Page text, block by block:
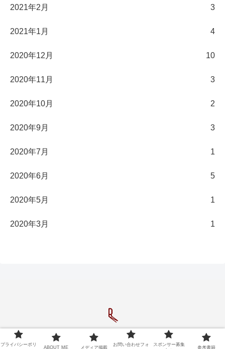
2021年2月 3
2021年1月 4
2020年12月 10
2020年11月 3
2020年10月 2
2020年9月 3
2020年7月 1
2020年6月 5
2020年5月 1
2020年3月 1
Copyright © 2020-2026 長濱陸のブログ All Rights Reserved.
プライバシーポリ
ABOUT ME メディア掲載
お問い合わせフォ
スポンサー募集
参考書籍